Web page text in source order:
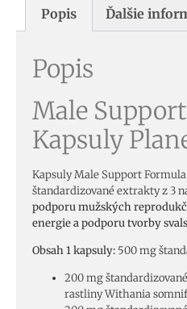
Popis Ďalšie
Popis
Male
Kapsuly
Kapsuly Male Support
štandardizované extrakty z 3
podporu mužských
energie a podporu tvorby
Obsah 1 kapsuly: 500 mg
200 mg
rastliny Withania